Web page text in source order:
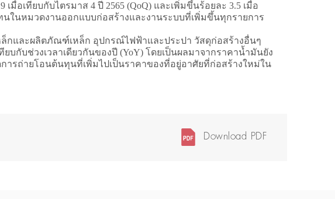
เทียบกับไตรมาส 4 ปี 2565 (QoQ) และเพิ่มขึ้นร้อยละ 3.5 เมื่อ
ในหมวดงานออกแบบก่อสร้างและงานระบบที่เพิ่มขึ้นทุกรายการ
และผลิตภัณฑ์เหล็ก อุปกรณ์ไฟฟ้าและประปา วัสดุก่อสร้างอื่นๆ
บช่วงเวลาเดียวกันของปี (YoY) โดยเป็นผลมาจากราคาน้ำมันยัง
ารถ่ายโอนต้นทุนที่เพิ่มไปเป็นราคาของที่อยู่อาศัยที่ก่อสร้างใหม่ใน
Download PDF